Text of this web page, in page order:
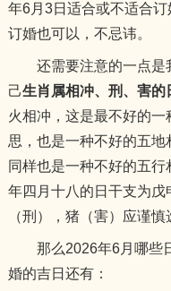
年6月3日适合或不适合
订婚也可以，不忌讳。
还需要注意的一点是
己生肖属相冲、刑、害的
火相冲，这是最不好的
思，也是一种不好的五地
同样也是一种不好的五
年四月十八的日干支为
（刑），猪（害）应谨慎
那么2026年6月哪些日
婚的吉日还有：